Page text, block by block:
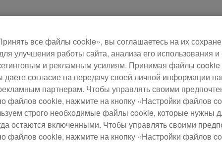
и
1.07)
(версия 1.07)
все файлы cookie», вы соглашаетесь на их
улучшения работы сайта, анализа его использования и
и рекламным усилиям. Принимая файлы cookie
даете согласие на передачу своей личной информации
партнерам. Чтобы управлять своими
файлов cookie, нажмите на кнопку «Настройки файлов
строго необходимые файлы cookie, которые нужны
остаются включенными. Чтобы управлять своими
файлов cookie, нажмите на кнопку «Настройки файлов